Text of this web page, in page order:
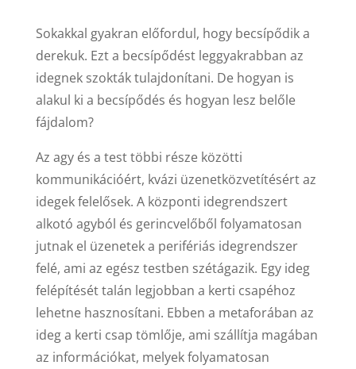
Sokakkal gyakran előfordul, hogy becsípődik a
derekuk. Ezt a becsípődést leggyakrabban az
idegnek szokták tulajdonítani. De hogyan is
alakul ki a becsípődés és hogyan lesz belőle
fájdalom?
Az agy és a test többi része közötti
kommunikációért, kvázi üzenetközvetítésért az
idegek felelősek. A központi idegrendszert
alkotó agyból és gerincvelőből folyamatosan
jutnak el üzenetek a perifériás idegrendszer
felé, ami az egész testben szétágazik. Egy ideg
felépítését talán legjobban a kerti csapéhoz
lehetne hasznosítani. Ebben a metaforában az
ideg a kerti csap tömlője, ami szállítja magában
az információkat, melyek folyamatosan